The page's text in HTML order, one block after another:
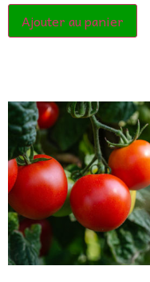
Ajouter au panier